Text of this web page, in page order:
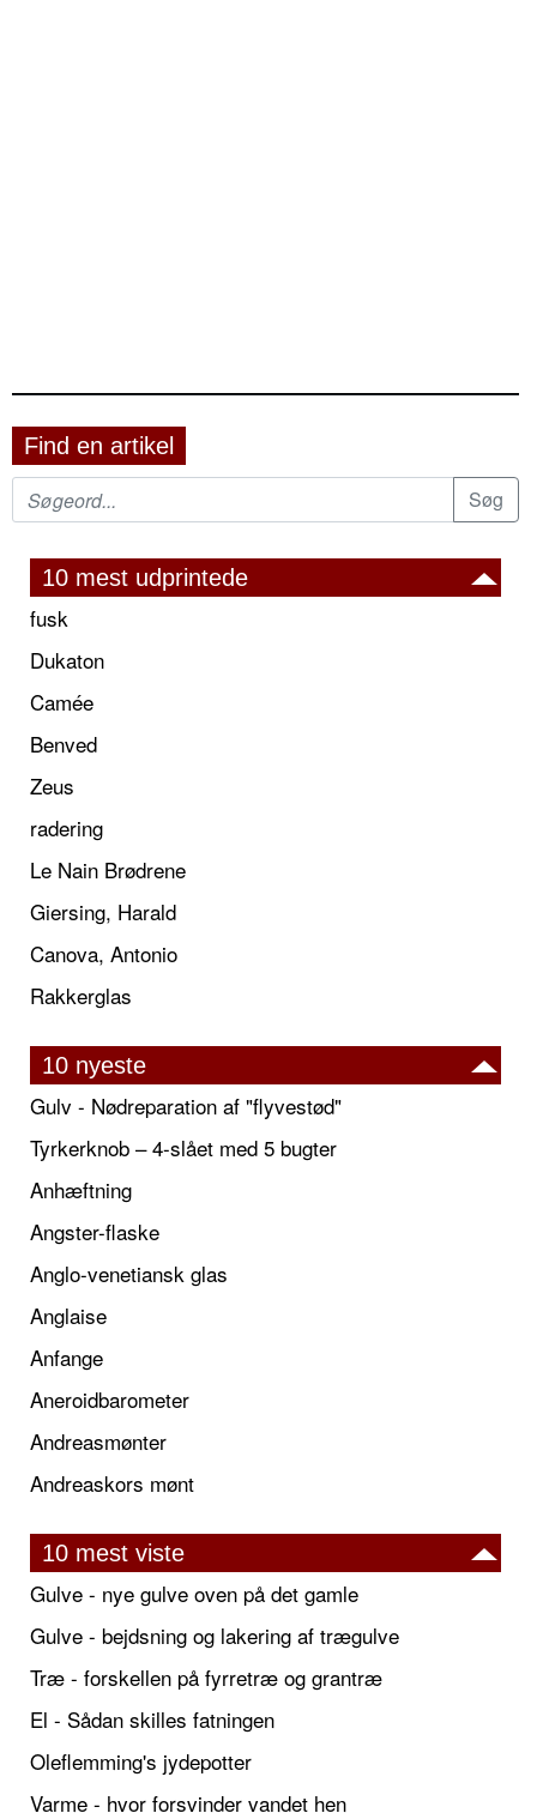
Find en artikel
10 mest udprintede
fusk
Dukaton
Camée
Benved
Zeus
radering
Le Nain Brødrene
Giersing, Harald
Canova, Antonio
Rakkerglas
10 nyeste
Gulv - Nødreparation af "flyvestød"
Tyrkerknob – 4-slået med 5 bugter
Anhæftning
Angster-flaske
Anglo-venetiansk glas
Anglaise
Anfange
Aneroidbarometer
Andreasmønter
Andreaskors mønt
10 mest viste
Gulve - nye gulve oven på det gamle
Gulve - bejdsning og lakering af trægulve
Træ - forskellen på fyrretræ og grantræ
El - Sådan skilles fatningen
Oleflemming's jydepotter
Varme - hvor forsvinder vandet hen